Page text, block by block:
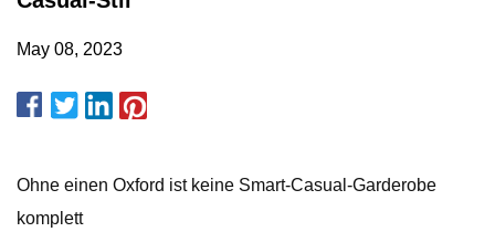
May 08, 2023
Ohne einen Oxford ist keine Smart-Casual-Garderobe
komplett